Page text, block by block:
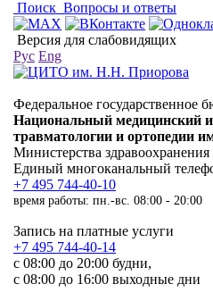
Поиск Вопросы и ответы
Версия для слабовидящих
Рус Eng
Федеральное государственное
Национальный медицинский
травматологии и ортопедии
Министерства
Единый многоканальный
+7 495 744-40-10
время работы: пн.-вс. 08:00 - 20:00
Запись на платные услуги
+7 495 744-40-14
с 08:00 до 20:00 будни,
с 08:00 до 16:00 выходные дни